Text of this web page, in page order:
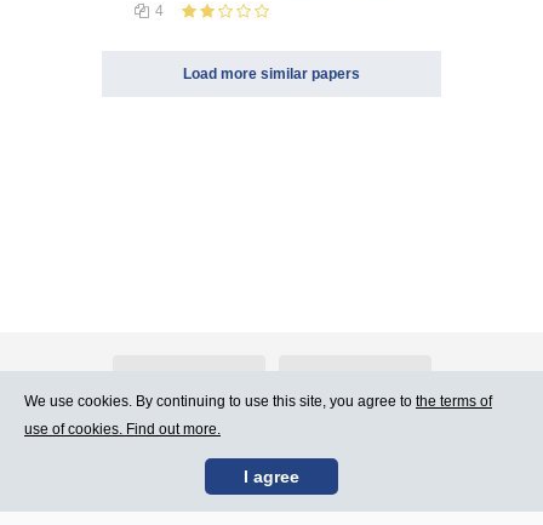
4
Load more similar papers
Contact Us Terms of Use
We use cookies. By continuing to use this site, you agree to the terms of
use of cookies. Find out more.
I agree